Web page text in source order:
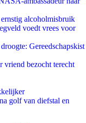
alcoholmisbruik
voedt vrees voor
Gereedschapskist
vriend bezocht terecht
golf van diefstal en